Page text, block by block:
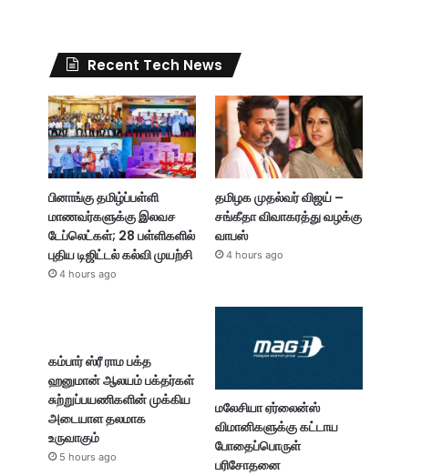
Recent Tech News
பினாங்கு தமிழ்ப்பள்ளி
மாணவர்களுக்கு இலவச
டேப்லெட்கள்; 28 பள்ளிகளில்
புதிய டிஜிட்டல் கல்வி முயற்சி
4 hours ago
தமிழக முதல்வர் விஜய் –
சங்கீதா விவாகரத்து வழக்கு
வாபஸ்
4 hours ago
கம்பார் ஸ்ரீ ராம பக்த
ஹனுமான் ஆலயம் பக்தர்கள்
சுற்றுப்பயணிகளின் முக்கிய
அடையாள தலமாக
உருவாகும்
5 hours ago
மலேசியா ஏர்லைன்ஸ்
விமானிகளுக்கு கட்டாய
போதைப்பொருள்
பரிசோதனை